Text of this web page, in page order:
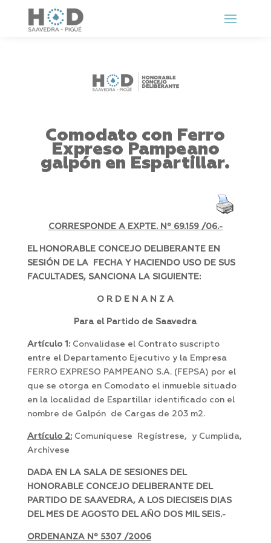
Comodato con Ferro
Expreso Pampeano
galpón en Espartillar.
CORRESPONDE A EXPTE. Nº 69.159 /06.-
EL HONORABLE CONCEJO DELIBERANTE EN
SESIÓN DE LA FECHA Y HACIENDO USO DE SUS
FACULTADES, SANCIONA LA SIGUIENTE:
O R D E N A N Z A
Para el Partido de Saavedra
Artículo 1 :Convalidase el Contrato suscripto
entre el Departamento Ejecutivo y la Empresa
FERRO EXPRESO PAMPEANO S.A. (FEPSA) por el
que se otorga en Comodato el inmueble situado
en la localidad de Espartillar identificado con el
nombre de Galpón de Cargas de 203 m2.
Artículo 2:Comuníquese Regístrese, y Cumplida,
Archívese
DADA EN LA SALA DE SESIONES DEL
HONORABLE CONCEJO DELIBERANTE DEL
PARTIDO DE SAAVEDRA, A LOS DIECISEIS DIAS
DEL MES DE AGOSTO DEL AÑO DOS MIL SEIS.-
ORDENANZA Nº 5307 /2006